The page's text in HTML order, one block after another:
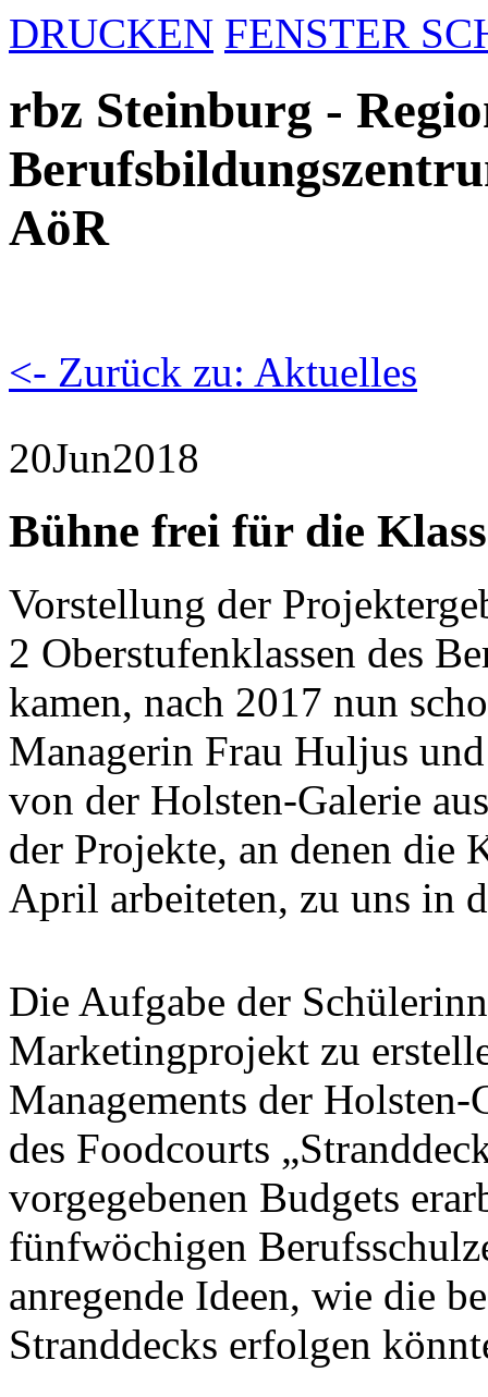
DRUCKEN FENSTER
rbz Steinburg -
AöR
<- Zurück zu: Aktuelles
20Jun2018
Bühne frei für die
Vorstellung der
2 Oberstufenklassen des
kamen, nach 2017 nun
Managerin Frau Huljus
von der Holsten-Galerie
der Projekte, an denen die
April arbeiteten, zu uns in
Die Aufgabe der
Marketingprojekt zu
Managements der
des Foodcourts
vorgegebenen Budgets
fünfwöchigen
anregende Ideen, wie die
Stranddecks erfolgen